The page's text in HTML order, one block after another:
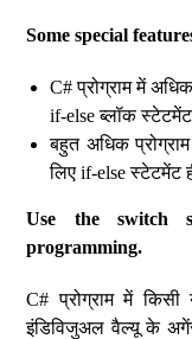
Some special
C# प्रोग्राम में
if-else ब्लॉक
बहुत अधिक
लिए if-else स्टेटमेंट
Use the switch
programming.
C# प्रोग्राम में किसी
इंडिविजुअल वैल्यू के